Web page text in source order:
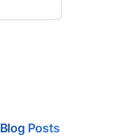
Blog Posts